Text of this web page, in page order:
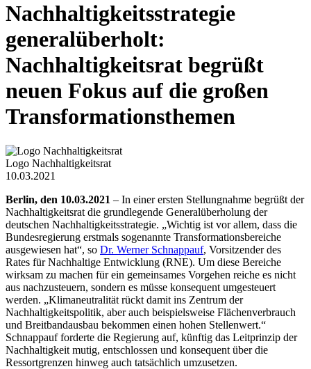
Nachhaltigkeitsstrategie
generalüberholt:
Nachhaltigkeitsrat begrüßt
neuen Fokus auf die großen
Transformationsthemen
Logo Nachhaltigkeitsrat
10.03.2021
Berlin, den 10.03.2021 – In einer ersten Stellungnahme begrüßt der
Nachhaltigkeitsrat die grundlegende Generalüberholung der
deutschen Nachhaltigkeitsstrategie. „Wichtig ist vor allem, dass die
Bundesregierung erstmals sogenannte Transformationsbereiche
ausgewiesen hat“, so Dr. Werner Schnappauf, Vorsitzender des
Rates für Nachhaltige Entwicklung (RNE). Um diese Bereiche
wirksam zu machen für ein gemeinsames Vorgehen reiche es nicht
aus nachzusteuern, sondern es müsse konsequent umgesteuert
werden. „Klimaneutralität rückt damit ins Zentrum der
Nachhaltigkeitspolitik, aber auch beispielsweise Flächenverbrauch
und Breitbandausbau bekommen einen hohen Stellenwert.“
Schnappauf forderte die Regierung auf, künftig das Leitprinzip der
Nachhaltigkeit mutig, entschlossen und konsequent über die
Ressortgrenzen hinweg auch tatsächlich umzusetzen.